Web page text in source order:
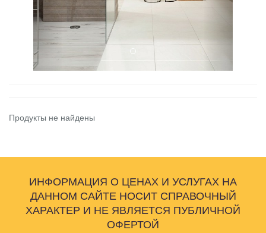
Продукты не найдены
ИНФОРМАЦИЯ О ЦЕНАХ И УСЛУГАХ НА
ДАННОМ САЙТЕ НОСИТ СПРАВОЧНЫЙ
ХАРАКТЕР И НЕ ЯВЛЯЕТСЯ ПУБЛИЧНОЙ
ОФЕРТОЙ